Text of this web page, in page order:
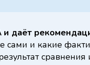
и даёт
сами и какие